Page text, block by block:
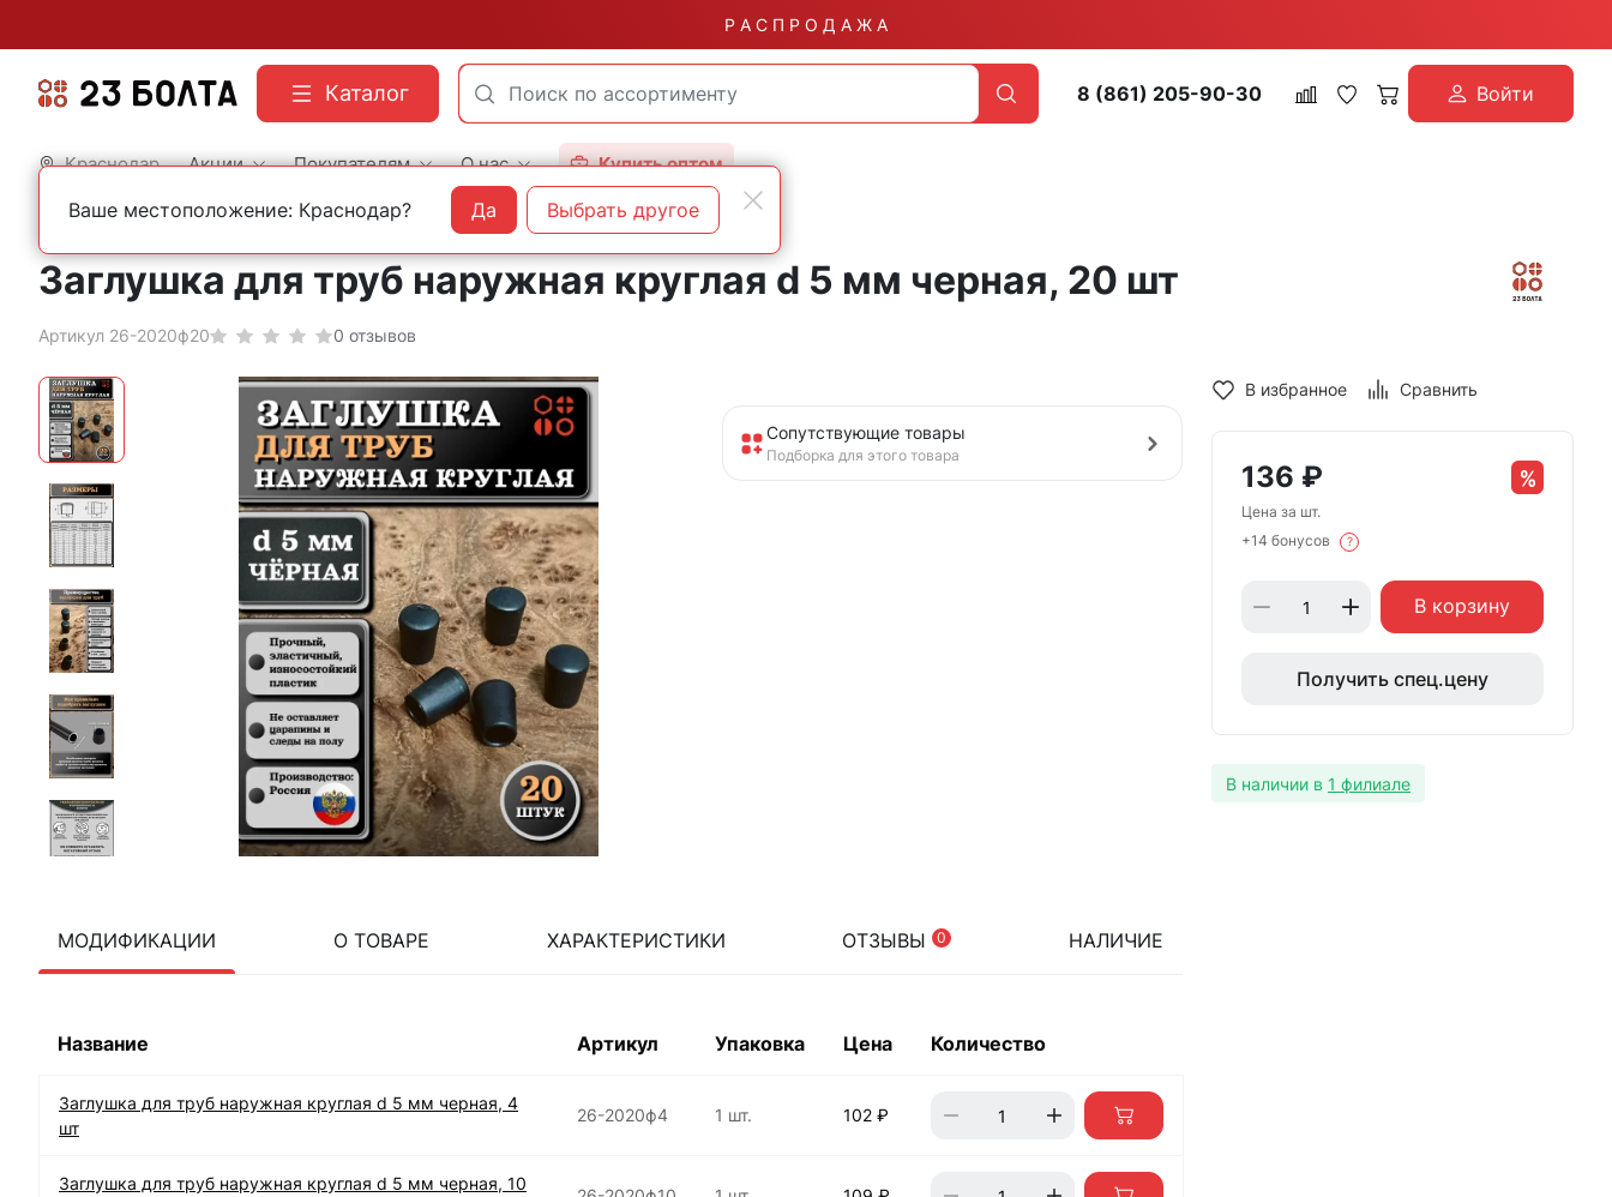
Р А С П Р О Д А Ж А
Каталог 8 (861) 205-90-30 Войти
Краснодар Акции Покупателям О нас Купить оптом
Главная Фасованный крепеж Пластиковая фурнитура
Заглушка для труб наружная круглая d 5 мм черная, 20 шт
Артикул 26-2020ф20 0 отзывов
Сопутствующие товары
Подборка для этого товара
МОДИФИКАЦИИ О ТОВАРЕ ХАРАКТЕРИСТИКИ ОТЗЫВЫ 0 НАЛИЧИЕ
Название Артикул Упаковка Цена Количество
Заглушка для труб наружная круглая d 5 мм черная, 4
шт
26-2020ф4 1 шт. 102 ₽
Заглушка для труб наружная круглая d 5 мм черная, 10
В избранное Сравнить
136 ₽
Цена за шт.
+14 бонусов
?
В корзину
Получить спец.цену
В наличии в 1 филиале
Ваше местоположение: Краснодар? Да Выбрать другое